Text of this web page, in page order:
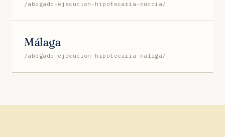
/abogado-ejecucion-hipotecaria-murcia/
Málaga
/abogado-ejecucion-hipotecaria-malaga/